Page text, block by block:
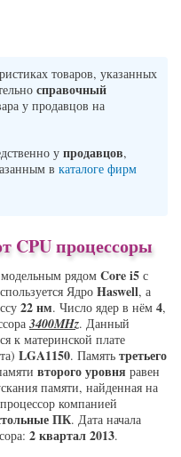
товаров, указанных
справочный
у продавцов на
у продавцов,
в каталоге фирм
CPU процессоры
рядом Core i5 с
Ядро Haswell, а
22 нм. Число ядер в нём 4,
3400MHz. Данный
к материнской плате
LGA1150. Память третьего
второго уровня равен
памяти, найденная на
компанией
ПК. Дата начала
2 квартал 2013.